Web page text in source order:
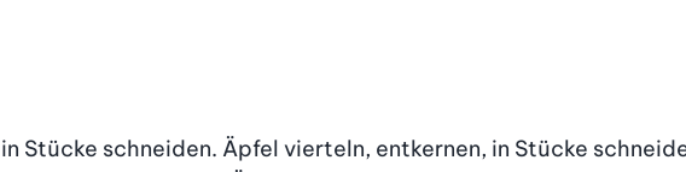
Stücke schneiden. Äpfel vierteln, entkernen, in Stücke